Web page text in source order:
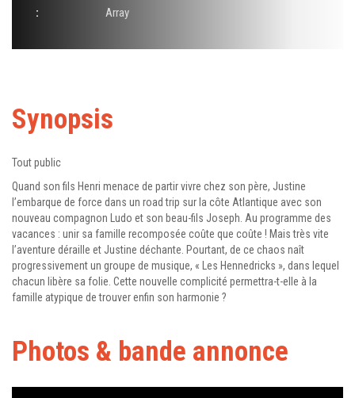
:
Array
Synopsis
Tout public
Quand son fils Henri menace de partir vivre chez son père, Justine
l’embarque de force dans un road trip sur la côte Atlantique avec son
nouveau compagnon Ludo et son beau-fils Joseph. Au programme des
vacances : unir sa famille recomposée coûte que coûte ! Mais très vite
l’aventure déraille et Justine déchante. Pourtant, de ce chaos naît
progressivement un groupe de musique, « Les Hennedricks », dans lequel
chacun libère sa folie. Cette nouvelle complicité permettra-t-elle à la
famille atypique de trouver enfin son harmonie ?
Photos & bande annonce